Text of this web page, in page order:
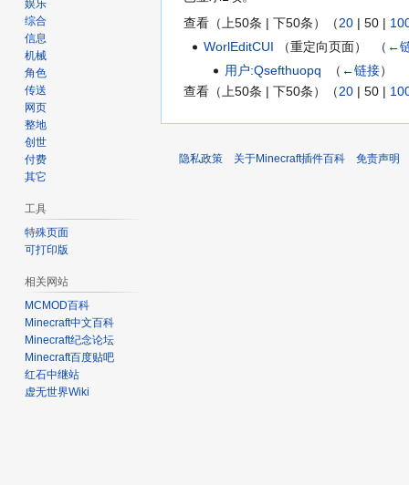
查看（ 上50条 | 下50条）（20 | 50 |
WorlEditCUI （重定向页面） ‎ （ ←
用户:Qsefthuopq
（ ←链接）
查看（上50条 | 下50条）（20 | 50 |
娱乐
综合
信息
机械
角色
传送
网页
整地
创世
付费
其它
工具
特殊页面
可打印版
相关网站
MCMOD百科
Minecraft中文百科
Minecraft纪念论坛
Minecraft百度贴吧
红石中继站
虚无世界Wiki
隐私政策 关于Minecraft插件百科 免责声明